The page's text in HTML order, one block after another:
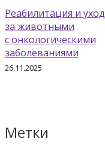
Реабилитация и уход
за животными
с онкологическими
заболеваниями
26.11.2025
Метки